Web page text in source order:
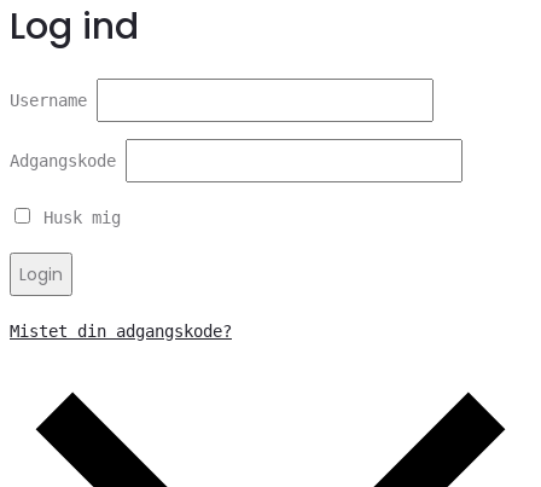
Log ind
Username
Adgangskode
Husk mig
Login
Mistet din adgangskode?